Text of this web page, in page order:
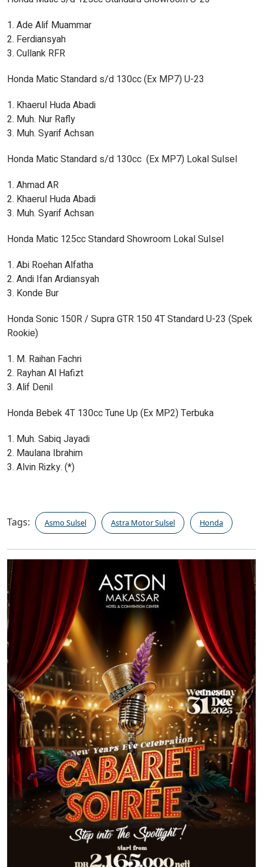
1. Ade Alif Muammar
2. Ferdiansyah
3. Cullank RFR
Honda Matic Standard s/d 130cc (Ex MP7) U-23
1. Khaerul Huda Abadi
2. Muh. Nur Rafly
3. Muh. Syarif Achsan
Honda Matic Standard s/d 130cc (Ex MP7) Lokal Sulsel
1. Ahmad AR
2. Khaerul Huda Abadi
3. Muh. Syarif Achsan
Honda Matic 125cc Standard Showroom Lokal Sulsel
1. Abi Roehan Alfatha
2. Andi Ifan Ardiansyah
3. Konde Bur
Honda Sonic 150R / Supra GTR 150 4T Standard U-23 (Spek
Rookie)
1. M. Raihan Fachri
2. Rayhan Al Hafizt
3. Alif Denil
Honda Bebek 4T 130cc Tune Up (Ex MP2) Terbuka
1. Muh. Sabiq Jayadi
2. Maulana Ibrahim
3. Alvin Rizky. (*)
Tags: Asmo Sulsel Astra Motor Sulsel Honda